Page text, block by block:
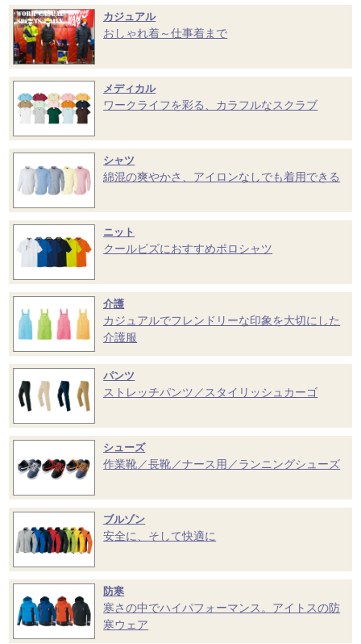
カジュアル
おしゃれ着～仕事着まで
メディカル
ワークライフを彩る、カラフルなスクラブ
シャツ
綿混の爽やかさ、アイロンなしでも着用できる
ニット
クールビズにおすすめポロシャツ
介護
カジュアルでフレンドリーな印象を大切にした
介護服
パンツ
ストレッチパンツ／スタイリッシュカーゴ
シューズ
作業靴／長靴／ナース用／ランニングシューズ
ブルゾン
安全に、そして快適に
防寒
寒さの中でハイパフォーマンス。アイトスの防
寒ウェア